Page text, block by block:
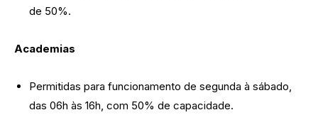
de 50%.
Academias
Permitidas para funcionamento de segunda à sábado,
das 06h às 16h, com 50% de capacidade.